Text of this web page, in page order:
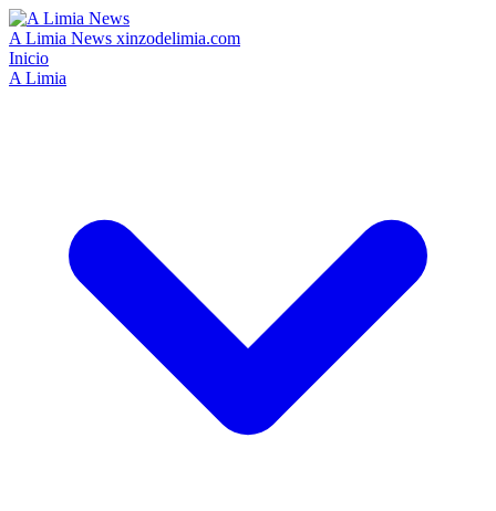
A Limia News xinzodelimia.com
Inicio
A Limia